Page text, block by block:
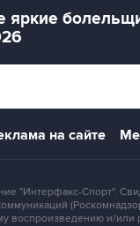
яркие
на сайте
"Интерфакс-Спорт".
воспроизведению и/